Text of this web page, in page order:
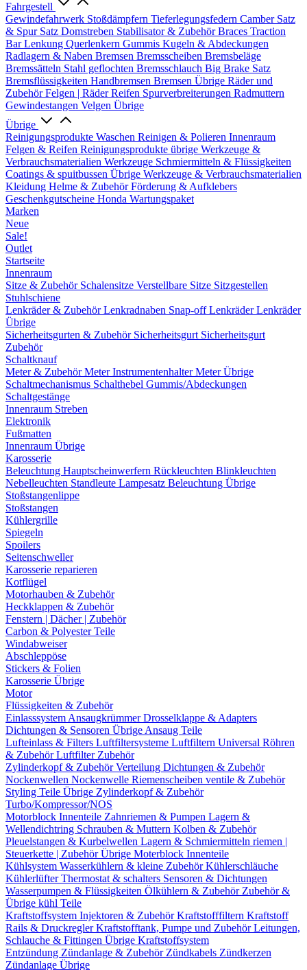
Fahrgestell
Gewindefahrwerk Stoßdämpfern Tieferlegungsfedern Camber Satz
& Spur Satz Domstreben Stabilisator & ZubehörBraces Traction
BarLenkung Querlenkern Gummis Kugeln & Abdeckungen
Radlagern & Naben Bremsen Bremsscheiben Bremsbeläge
Bremssätteln Stahl geflochten Bremsschlauch Big Brake Satz
Bremsflüssigkeiten Handbremsen Bremsen Übrige Räder und
ZubehörFelgen | RäderReifen Spurverbreiterungen Radmuttern
Gewindestangen Velgen Übrige
Übrige
Reinigungsprodukte Waschen Reinigen & Polieren Innenraum
Felgen & Reifen Reinigungsprodukte übrige Werkzeuge &
Verbrauchsmaterialien Werkzeuge Schmiermitteln & Flüssigkeiten
Coatings & spuitbussen Übrige Werkzeuge & Verbrauchsmaterialien
Kleidung Helme & ZubehörFörderung & Aufklebers
Geschenkgutscheine Honda Wartungspaket
Marken
Neue
Sale!
Outlet
Startseite
Innenraum
Sitze & Zubehör Schalensitze Verstellbare Sitze Sitzgestellen
Stuhlschiene
Lenkräder & ZubehörLenkradnaben Snap-offLenkräderLenkräder
Übrige
Sicherheitsgurten & Zubehör Sicherheitsgurt Sicherheitsgurt
Zubehör
Schaltknauf
Meter & ZubehörMeterInstrumentenhalterMeter Übrige
Schaltmechanismus Schalthebel Gummis/Abdeckungen
Schaltgestänge
Innenraum Streben
Elektronik
Fußmatten
Innenraum Übrige
Karosserie
Beleuchtung Hauptscheinwerfern Rückleuchten Blinkleuchten
Nebelleuchten Standleute Lampesatz Beleuchtung Übrige
Stoßstangenlippe
Stoßstangen
Kühlergrille
Spiegeln
Spoilers
Seitenschweller
Karosserie reparieren
Kotflügel
Motorhauben & Zubehör
Heckklappen & Zubehör
Fenstern | Dächer | Zubehör
Carbon & Polyester Teile
Windabweiser
Abschleppöse
Stickers & Folien
Karosserie Übrige
Motor
Flüssigkeiten & Zubehör
Einlasssystem AnsaugkrümmerDrosselklappe & Adapters
Dichtungen & Sensoren Übrige Ansaug Teile
Lufteinlass & Filters Luftfiltersysteme Luftfiltern Universal Röhren
& ZubehörLuftfilter Zubehör
Zylinderkopf & ZubehörVerteilung Dichtungen & Zubehör
Nockenwellen Nockenwelle Riemenscheiben ventile & Zubehör
Styling Teile Übrige Zylinderkopf & Zubehör
Turbo/Kompressor/NOS
Motorblock Innenteile Zahnriemen & Pumpen Lagern &
Wellendichtring Schrauben & Muttern Kolben & Zubehör
Pleuelstangen & Kurbelwellen Lagern & Schmiermitteln riemen |
Steuerkette | ZubehörÜbrige Moterblock Innenteile
Kühlsystem Wasserkühlern & kleine ZubehörKühlerschläuche
KühlerlüfterThermostat & schalters Sensoren & Dichtungen
Wasserpumpen & Flüssigkeiten Ölkühlern & Zubehör Zubehör &
Übrige kühl Teile
Kraftstoffsystem Injektoren & ZubehörKraftstofffiltern Kraftstoff
Rails & DruckreglerKraftstofftank, Pumpe und ZubehörLeitungen,
Schlauche & Fittingen Übrige Kraftstoffsystem
Entzündung Zündanlage & Zubehör Zündkabels Zündkerzen
Zündanlage Übrige